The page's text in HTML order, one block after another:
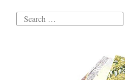
die
der
Search